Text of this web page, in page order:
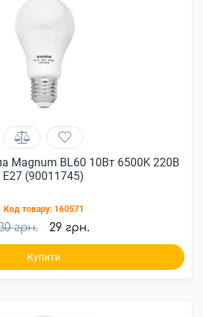
Magnum BL60 10Вт 6500K 220В
E27 (90011745)
Код товару: 160571
грн. 29 грн.
Купити